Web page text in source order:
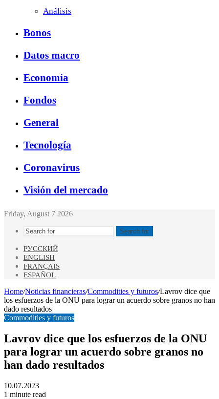
Análisis
Bonos
Datos macro
Economía
Fondos
General
Tecnología
Coronavirus
Visión del mercado
Friday, August 7 2026
Search for
РУССКИЙ
ENGLISH
FRANÇAIS
ESPAÑOL
Home/Noticias financieras/Commodities y futuros/Lavrov dice que
los esfuerzos de la ONU para lograr un acuerdo sobre granos no han
dado resultados
Commodities y futuros
Lavrov dice que los esfuerzos de la ONU
para lograr un acuerdo sobre granos no
han dado resultados
10.07.2023
1 minute read